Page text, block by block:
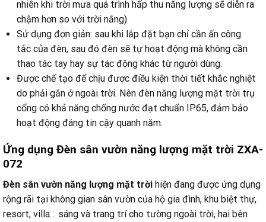
nhiên khi trời mưa quá trình hấp thu năng lượng sẽ diễn ra
chậm hơn so với trời nắng)
Sử dụng đơn giản: sau khi lắp đặt bạn chỉ cần ấn công
tắc của đèn, sau đó đèn sẽ tự hoạt động mà không cần
thao tác tay hay sự tác động khác từ người dùng.
Được chế tạo để chịu được điều kiện thời tiết khắc nghiệt
do phải gắn ở ngoài trời. Nên đèn năng lượng mặt trời trụ
cổng có khả năng chống nước đạt chuẩn IP65, đảm bảo
hoạt động đáng tin cậy quanh năm.
Ứng dụng Đèn sân vườn năng lượng mặt trời ZXA-
072
Đèn sân vườn năng lượng mặt trời hiện đang được ứng dụng
rộng rãi tại không gian sân vườn của hộ gia đình, khu biệt thự,
resort, villa… sáng và trang trí cho tường ngoài trời, hai bên